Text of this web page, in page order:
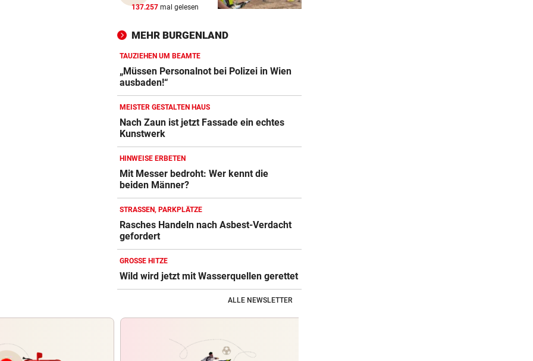
137.257 mal gelesen
MEHR BURGENLAND
TAUZIEHEN UM BEAMTE
„Müssen Personalnot bei Polizei in Wien
ausbaden!“
MEISTER GESTALTEN HAUS
Nach Zaun ist jetzt Fassade ein echtes
Kunstwerk
HINWEISE ERBETEN
Mit Messer bedroht: Wer kennt die
beiden Männer?
STRASSEN, PARKPLÄTZE
Rasches Handeln nach Asbest-Verdacht
gefordert
GROSSE HITZE
Wild wird jetzt mit Wasserquellen gerettet
ALLE NEWSLETTER